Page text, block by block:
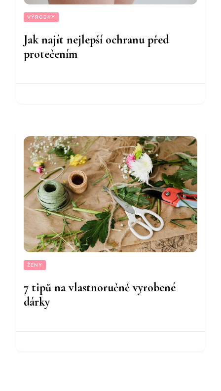
VÝROBKY
Jak najít nejlepší ochranu před
protečením
ŽENY
7 tipů na vlastnoručně vyrobené
dárky